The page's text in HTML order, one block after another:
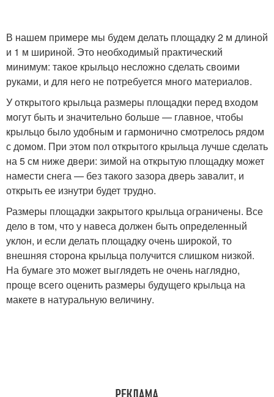
В нашем примере мы будем делать площадку 2 м длиной
и 1 м шириной. Это необходимый практический
минимум: такое крыльцо несложно сделать своими
руками, и для него не потребуется много материалов.
У открытого крыльца размеры площадки перед входом
могут быть и значительно больше — главное, чтобы
крыльцо было удобным и гармонично смотрелось рядом
с домом. При этом пол открытого крыльца лучше сделать
на 5 см ниже двери: зимой на открытую площадку может
намести снега — без такого зазора дверь завалит, и
открыть ее изнутри будет трудно.
Размеры площадки закрытого крыльца ограничены. Все
дело в том, что у навеса должен быть определенный
уклон, и если делать площадку очень широкой, то
внешняя сторона крыльца получится слишком низкой.
На бумаге это может выглядеть не очень наглядно,
проще всего оценить размеры будущего крыльца на
макете в натуральную величину.